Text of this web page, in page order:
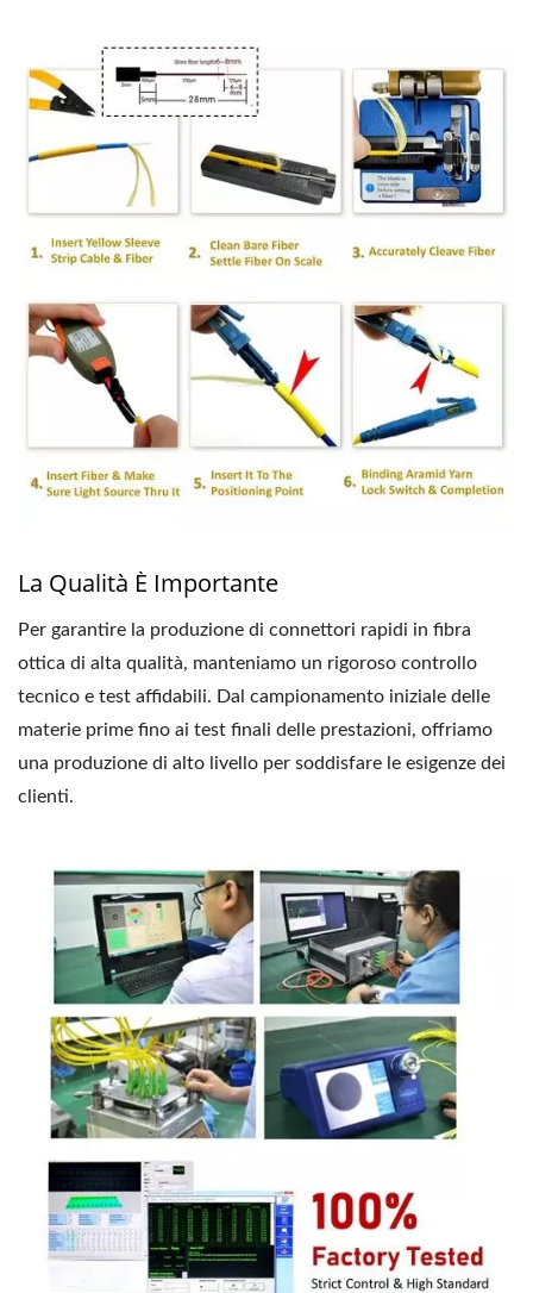
La Qualità È Importante
Per garantire la produzione di connettori rapidi in fibra
ottica di alta qualità, manteniamo un rigoroso controllo
tecnico e test affidabili. Dal campionamento iniziale delle
materie prime fino ai test finali delle prestazioni, offriamo
una produzione di alto livello per soddisfare le esigenze dei
clienti.